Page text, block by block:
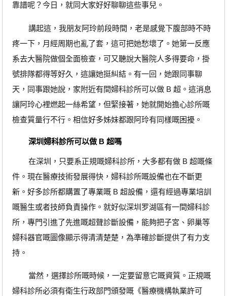
靠譜呢？今日，就同大家好好聊聊這些事兒。
講起這，我朋友阿玲前段時間，老是感覺下腹部時不時
疼一下，月經周期也亂了套，這可把她愁壞了。她第一反應
系去大醫院做個全面檢查，可又聽說大醫院人多得要命，掛
號排隊都得等好久，這讓她挺糾結。有一回，她跟同事聊
天，同事跟她說，家附近有間婦科診所可以做 B 超。這消息
讓阿玲心裡燃起一絲希望，但緊接著，她就開始擔心診所嘅
檢查質量行不行。相信好多姊妹都跟阿玲有同樣嘅困擾。
深圳婦科診所可以做 B 超嗎
在深圳，只要系正規嘅婦科診所，大多都有做 B 超嘅條
件。現在醫療技術發展得快，婦科診所嘅設備也在不斷更
新。好多診所都購置了專業嘅 B 超設備，還有經過專業培訓
嘅醫生或者技師負責操作。就好似深圳罗湖區有一間婦科診
所，專門引進了先進嘅超聲診斷設備，能夠把子宮、卵巢等
婦科器官嘅圖像顯示得清清楚楚，為準確診斷提供了有力支
持。
當然，選擇診所嘅時候，一定要留意它嘅資質。正規嘅
婦科診所必須有衛生行政部門頒發嘅《醫療機構執業許可